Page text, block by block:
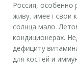
Россия, особенно
живу, имеет свои
солнца мало.
кондиционерах.
дефициту
для костей и